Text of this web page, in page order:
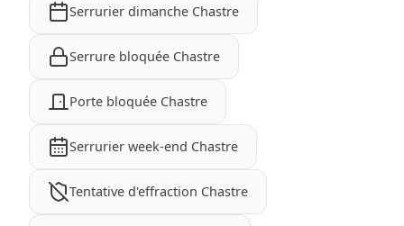
Serrurier dimanche Chastre
Serrure bloquée Chastre
Porte bloquée Chastre
Serrurier week-end Chastre
Tentative d'effraction Chastre